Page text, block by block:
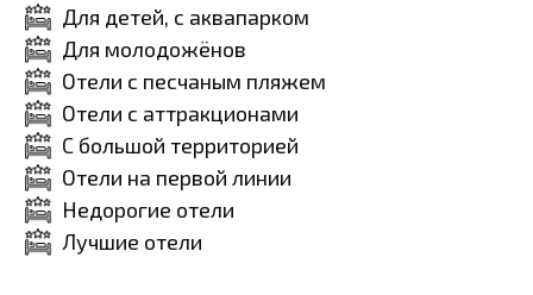
Для детей, с аквапарком
Для молодожёнов
Отели с песчаным пляжем
Отели с аттракционами
С большой территорией
Отели на первой линии
Недорогие отели
Лучшие отели